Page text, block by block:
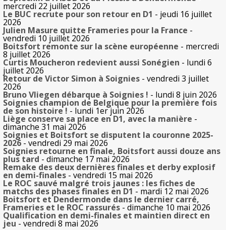
mercredi 22 juillet 2026
Le BUC recrute pour son retour en D1 - jeudi 16 juillet
2026
Julien Masure quitte Frameries pour la France -
vendredi 10 juillet 2026
Boitsfort remonte sur la scène européenne - mercredi
8 juillet 2026
Curtis Moucheron redevient aussi Sonégien - lundi 6
juillet 2026
Retour de Victor Simon à Soignies - vendredi 3 juillet
2026
Bruno Vliegen débarque à Soignies ! - lundi 8 juin 2026
Soignies champion de Belgique pour la première fois
de son histoire ! - lundi 1er juin 2026
Liège conserve sa place en D1, avec la manière -
dimanche 31 mai 2026
Soignies et Boitsfort se disputent la couronne 2025-
2026 - vendredi 29 mai 2026
Soignies retourne en finale, Boitsfort aussi douze ans
plus tard - dimanche 17 mai 2026
Remake des deux dernières finales et derby explosif
en demi-finales - vendredi 15 mai 2026
Le ROC sauvé malgré trois jaunes : les fiches de
matchs des phases finales en D1 - mardi 12 mai 2026
Boitsfort et Dendermonde dans le dernier carré,
Frameries et le ROC rassurés - dimanche 10 mai 2026
Qualification en demi-finales et maintien direct en
jeu - vendredi 8 mai 2026